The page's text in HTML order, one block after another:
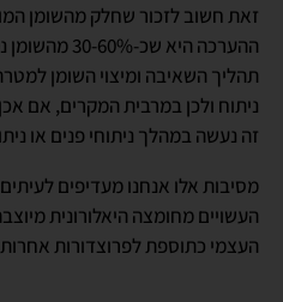
זאת חשוב לזכור שחלק מהשומן
ההערכה היא
תהליך השאיבה ומיצוי השומן
ניתוח ולכן במרבית המקרים, אם
זה נעשה במהלך ניתוחי פנים או
מסיבות אלו אנחנו מעדיפים
העשויים מחומצה היאלורונית
העצמי כתוספת לפרוצדורות